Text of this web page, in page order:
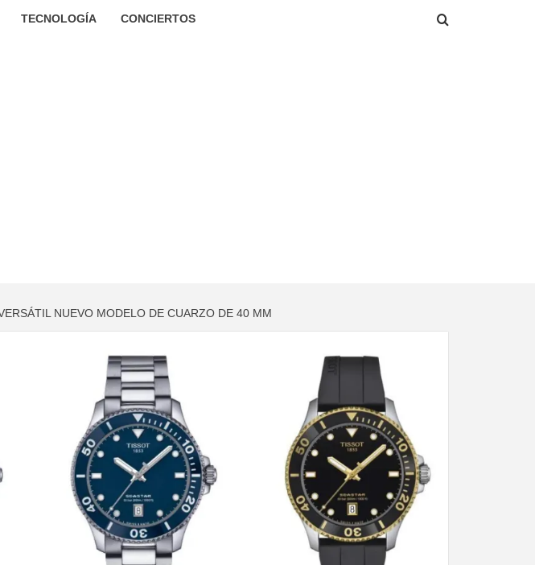
TECNOLOGÍA CONCIERTOS
NUEVO MODELO DE CUARZO DE 40 MM